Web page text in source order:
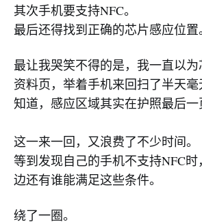
其次手机要支持NFC。
最后还得找到正确的芯片感应位置
最让我哭笑不得的是，我一直以
资料页，举着手机来回扫了半天
知道，感应区域其实在护照最后一
这一来一回，又浪费了不少时间。
等到发现自己的手机不支持NFC
边还有谁能满足这些条件。
绕了一圈。